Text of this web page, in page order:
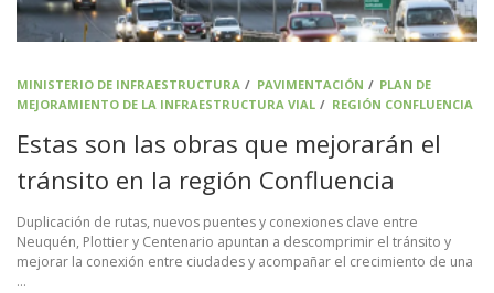
MINISTERIO DE INFRAESTRUCTURA / PAVIMENTACIÓN / PLAN DE
MEJORAMIENTO DE LA INFRAESTRUCTURA VIAL / REGIÓN CONFLUENCIA
Estas son las obras que mejorarán el
tránsito en la región Confluencia
Duplicación de rutas, nuevos puentes y conexiones clave entre
Neuquén, Plottier y Centenario apuntan a descomprimir el tránsito y
mejorar la conexión entre ciudades y acompañar el crecimiento de una
…